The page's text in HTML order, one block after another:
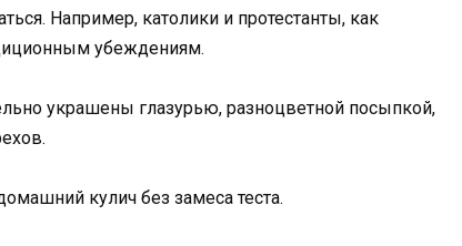
Например, католики и протестанты, как
убеждениям.
украшены глазурью, разноцветной посыпкой,
кулич без замеса теста.